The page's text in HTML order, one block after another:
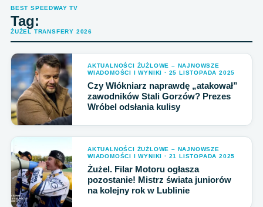
BEST SPEEDWAY TV
Tag:
ŻUŻEL TRANSFERY 2026
AKTUALNOŚCI ŻUŻLOWE – NAJNOWSZE
WIADOMOŚCI I WYNIKI · 25 LISTOPADA 2025
Czy Włókniarz naprawdę „atakował”
zawodników Stali Gorzów? Prezes
Wróbel odsłania kulisy
AKTUALNOŚCI ŻUŻLOWE – NAJNOWSZE
WIADOMOŚCI I WYNIKI · 21 LISTOPADA 2025
Żużel. Filar Motoru ogłasza
pozostanie! Mistrz świata juniorów
na kolejny rok w Lublinie